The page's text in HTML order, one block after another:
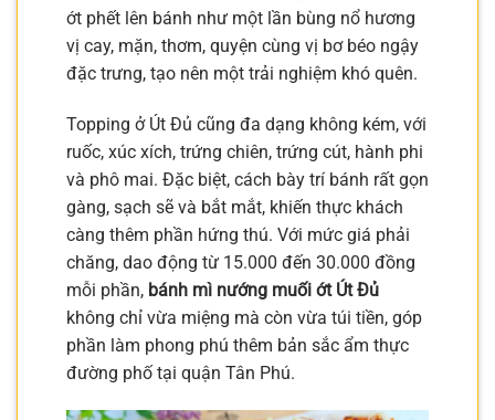
ớt phết lên bánh như một lần bùng nổ hương
vị cay, mặn, thơm, quyện cùng vị bơ béo ngậy
đặc trưng, tạo nên một trải nghiệm khó quên.
Topping ở Út Đủ cũng đa dạng không kém, với
ruốc, xúc xích, trứng chiên, trứng cút, hành phi
và phô mai. Đặc biệt, cách bày trí bánh rất gọn
gàng, sạch sẽ và bắt mắt, khiến thực khách
càng thêm phần hứng thú. Với mức giá phải
chăng, dao động từ 15.000 đến 30.000 đồng
mỗi phần, bánh mì nướng muối ớt Út Đủ
không chỉ vừa miệng mà còn vừa túi tiền, góp
phần làm phong phú thêm bản sắc ẩm thực
đường phố tại quận Tân Phú.